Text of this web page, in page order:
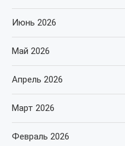
Июнь 2026
Май 2026
Апрель 2026
Март 2026
Февраль 2026